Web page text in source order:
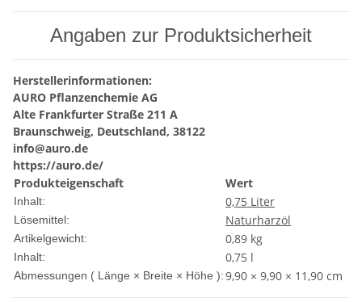
Angaben zur Produktsicherheit
Herstellerinformationen:
AURO Pflanzenchemie AG
Alte Frankfurter Straße 211 A
Braunschweig, Deutschland, 38122
info@auro.de
https://auro.de/
Produkteigenschaft
Wert
Inhalt: 0,75 Liter
Lösemittel: Naturharzöl
Artikelgewicht: 0,89 kg
Inhalt: 0,75 l
Abmessungen ( Länge × Breite × Höhe ):9,90 × 9,90 × 11,90 cm